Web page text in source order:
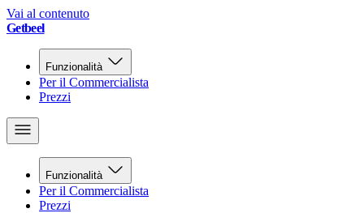
Vai al contenuto
Getbeel
Funzionalità
Per il Commercialista
Prezzi
Funzionalità
Per il Commercialista
Prezzi